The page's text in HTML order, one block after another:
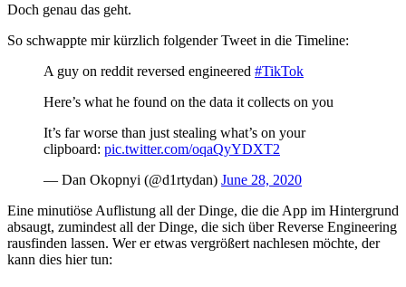
Doch genau das geht.
So schwappte mir kürzlich folgender Tweet in die Timeline:
A guy on reddit reversed engineered #TikTok
Here’s what he found on the data it collects on you
It’s far worse than just stealing what’s on your
clipboard: pic.twitter.com/oqaQyYDXT2
— Dan Okopnyi (@d1rtydan) June 28, 2020
Eine minutiöse Auflistung all der Dinge, die die App im Hintergrund
absaugt, zumindest all der Dinge, die sich über Reverse Engineering
rausfinden lassen. Wer er etwas vergrößert nachlesen möchte, der
kann dies hier tun: